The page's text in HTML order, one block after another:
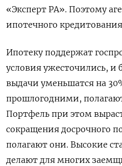
«Эксперт РА». Поэтому
ипотечного
Ипотеку поддержат
условия ужесточились, и
выдачи уменьшатся на
прошлогодними,
Портфель при этом
сокращения досрочного
полагают они. Высокие
делают для многих